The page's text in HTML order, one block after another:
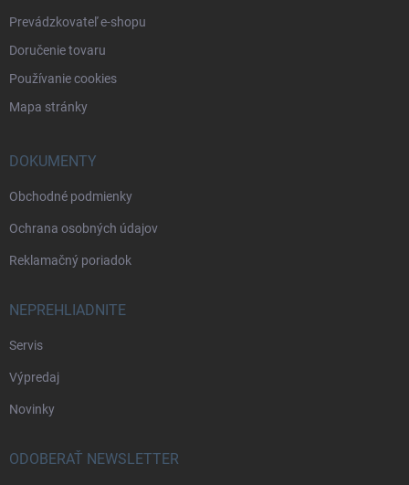
Prevádzkovateľ e-shopu
Doručenie tovaru
Používanie cookies
Mapa stránky
DOKUMENTY
Obchodné podmienky
Ochrana osobných údajov
Reklamačný poriadok
NEPREHLIADNITE
Servis
Výpredaj
Novinky
ODOBERAŤ NEWSLETTER